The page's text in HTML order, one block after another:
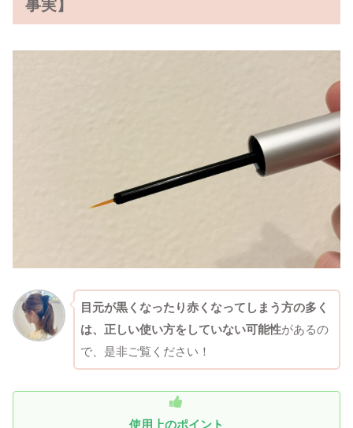
事実】
目元が黒くなったり赤くなってしまう方の多く
は、正しい使い方をしていない可能性があるの
で、是非ご覧ください！
使用上のポイント